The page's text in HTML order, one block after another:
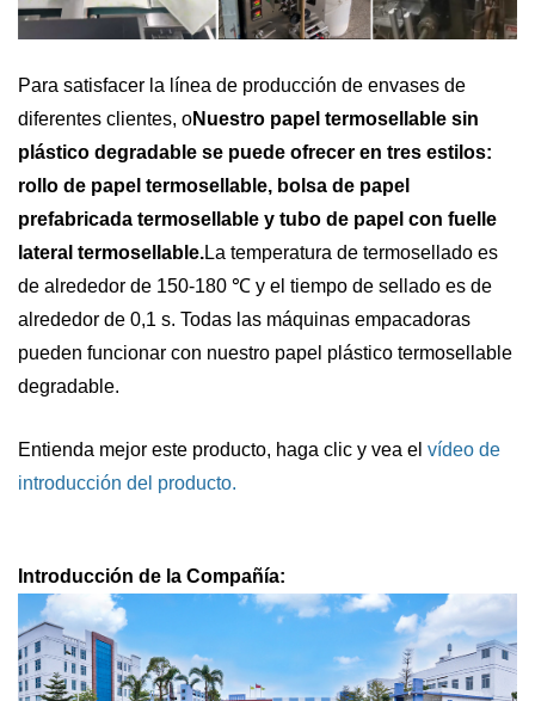
Para satisfacer la línea de producción de envases de
diferentes clientes, oNuestro papel termosellable sin
plástico degradable se puede ofrecer en tres estilos:
rollo de papel termosellable, bolsa de papel
prefabricada termosellable y tubo de papel con fuelle
lateral termosellable.La temperatura de termosellado es
de alrededor de 150-180 ℃ y el tiempo de sellado es de
alrededor de 0,1 s. Todas las máquinas empacadoras
pueden funcionar con nuestro papel plástico termosellable
degradable.
Entienda mejor este producto, haga clic y vea el vídeo de
introducción del producto.
Introducción de la Compañía: